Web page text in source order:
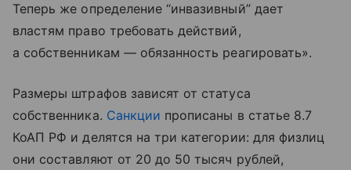
Теперь же определение “инвазивный” дает
властям право требовать действий,
а собственникам — обязанность реагировать».
Размеры штрафов зависят от статуса
собственника. Санкции прописаны в статье 8.7
КоАП РФ и делятся на три категории: для физлиц
они составляют от 20 до 50 тысяч рублей,